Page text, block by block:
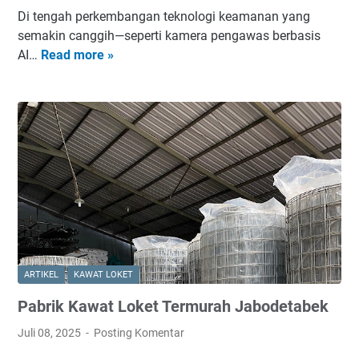
Di tengah perkembangan teknologi keamanan yang
semakin canggih—seperti kamera pengawas berbasis
AI… Read more »
r
i
k
K
a
w
t
S
i
e
ARTIKEL KAWAT LOKET
Pabrik Kawat Loket Termurah Jabodetabek
Juli 08, 2025 Posting Komentar